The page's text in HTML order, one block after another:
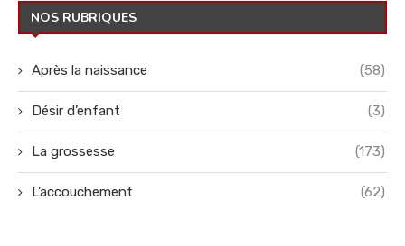
NOS RUBRIQUES
Après la naissance (58)
Désir d’enfant (3)
La grossesse (173)
L’accouchement (62)